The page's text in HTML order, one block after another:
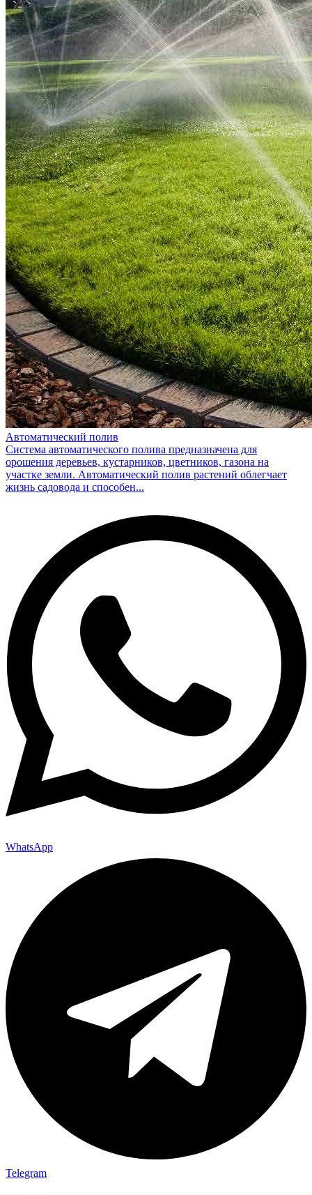
Автоматический полив
Система автоматического полива предназначена для
орошения деревьев, кустарников, цветников, газона на
участке земли. Автоматический полив растений облегчает
жизнь садовода и способен...
WhatsApp
Telegram